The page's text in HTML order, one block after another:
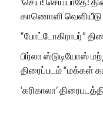
காணொளி வெளியீடு
“போட்டோகிராபர்”
பிர்லா ஸ்டுடியோஸ்
திரைப்படம் “மக்கள்
‘கரிகாலா’